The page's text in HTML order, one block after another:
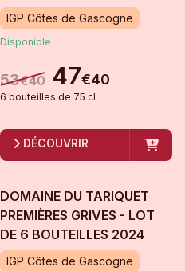
IGP Côtes de Gascogne
Disponible
53€40 47€40
6 bouteilles de 75 cl
DÉCOUVRIR
DOMAINE DU TARIQUET
PREMIÈRES GRIVES - LOT
DE 6 BOUTEILLES 2024
IGP Côtes de Gascogne